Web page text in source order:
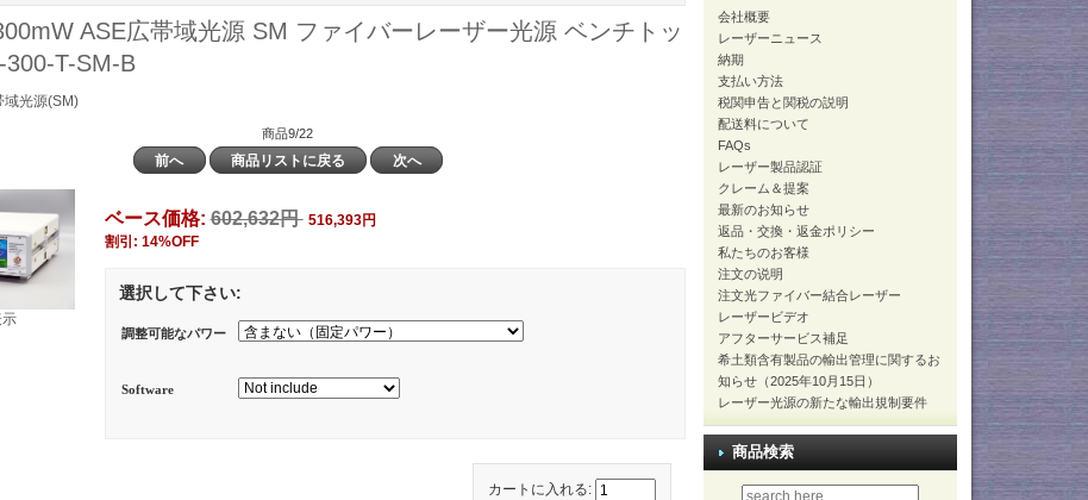
ASE広帯域光源 SM ファイバーレーザー光源 ベンチトッ
300-T-SM-B
域光源(SM)
商品9/22
前へ 商品リストに戻る 次へ
ベース価格:602,632円 516,393円
割引: 14%OFF
選択して下さい:
調整可能なパワー
Software
カートに入れる:
会社概要
レーザーニュース
納期
支払い方法
税関申告と関税の説明
配送料について
FAQs
レーザー製品認証
クレーム＆提案
最新のお知らせ
返品・交換・返金ポリシー
私たちのお客様
注文の说明
注文光ファイバー結合レーザー
レーザービデオ
アフターサービス補足
希土類含有製品の輸出管理に関するお
知らせ（2025年10月15日）
レーザー光源の新たな輸出規制要件
商品検索